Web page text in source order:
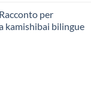
per
kamishibai bilingue